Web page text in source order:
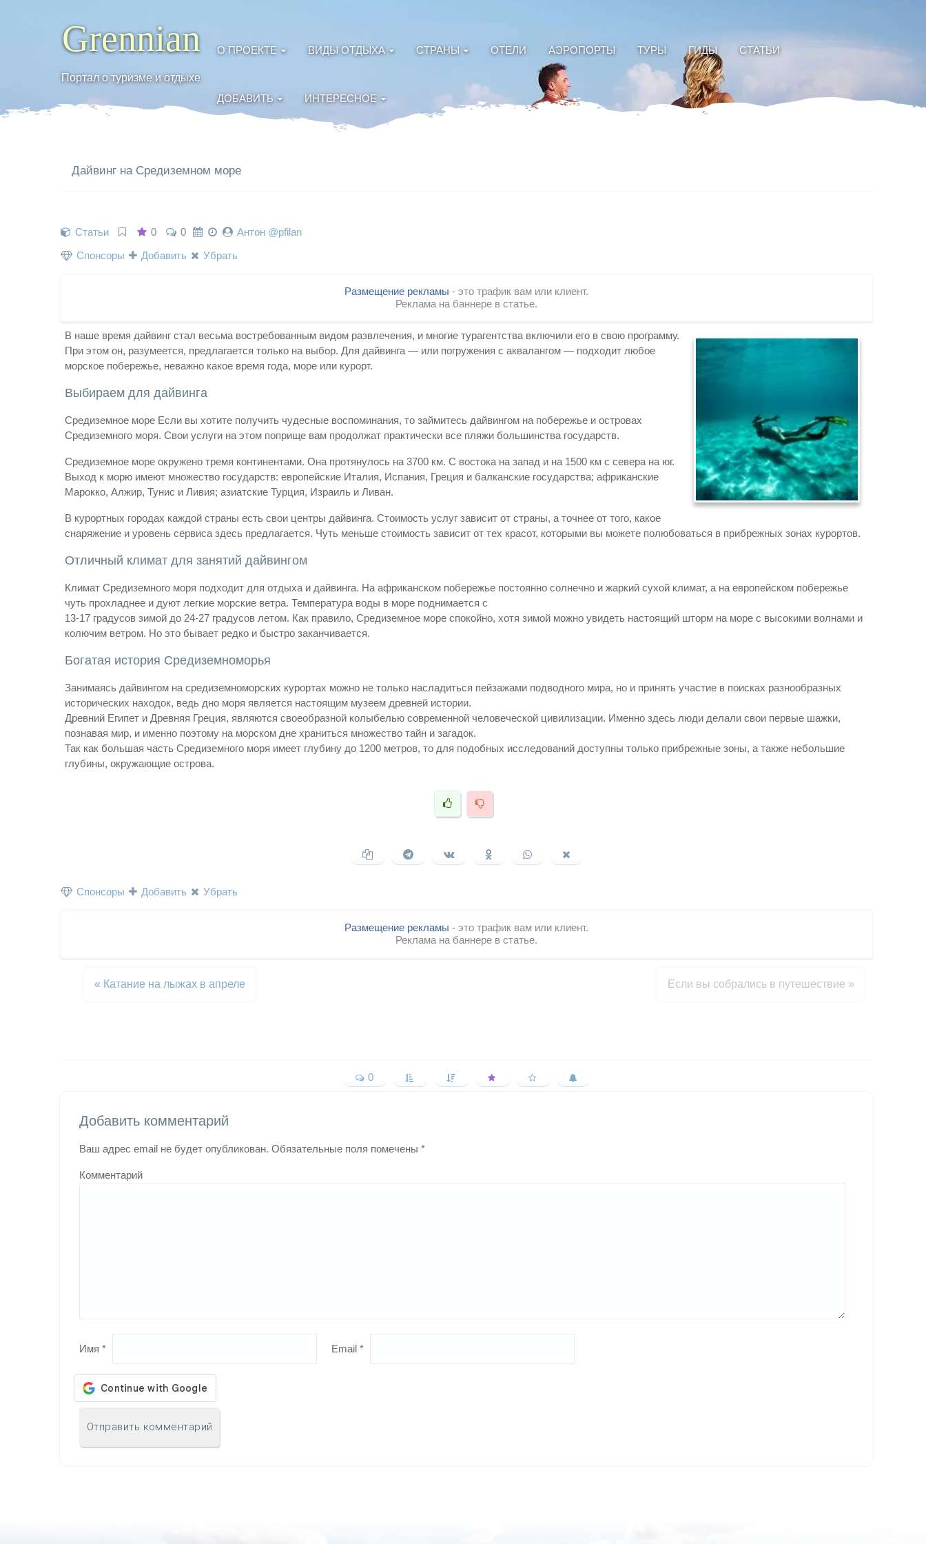
Grennian
Портал о туризме и отдыхе
О ПРОЕКТЕ ВИДЫ ОТДЫХА СТРАНЫ ОТЕЛИ АЭРОПОРТЫ ТУРЫ ГИДЫ СТАТЬИ
ДОБАВИТЬ ИНТЕРЕСНОЕ
Дайвинг на Средиземном море
Статьи 0 0
Антон @pfilan
Спонсоры
Добавить Убрать
Размещение рекламы - это трафик вам или клиент.
Реклама на баннере в статье.
В наше время дайвинг стал весьма востребованным видом развлечения, и многие турагентства включили его в свою программу.
При этом он, разумеется, предлагается только на выбор. Для дайвинга — или погружения с аквалангом — подходит любое
морское побережье, неважно какое время года, море или курорт.
Выбираем для дайвинга
Средиземное море Если вы хотите получить чудесные воспоминания, то займитесь дайвингом на побережье и островах
Средиземного моря. Свои услуги на этом поприще вам продолжат практически все пляжи большинства государств.
Средиземное море окружено тремя континентами. Она протянулось на 3700 км. С востока на запад и на 1500 км с севера на юг.
Выход к морю имеют множество государств: европейские Италия, Испания, Греция и балканские государства; африканские
Марокко, Алжир, Тунис и Ливия; азиатские Турция, Израиль и Ливан.
В курортных городах каждой страны есть свои центры дайвинга. Стоимость услуг зависит от страны, а точнее от того, какое
снаряжение и уровень сервиса здесь предлагается. Чуть меньше стоимость зависит от тех красот, которыми вы можете полюбоваться в прибрежных зонах курортов.
Отличный климат для занятий дайвингом
Климат Средиземного моря подходит для отдыха и дайвинга. На африканском побережье постоянно солнечно и жаркий сухой климат, а на европейском побережье
чуть прохладнее и дуют легкие морские ветра. Температура воды в море поднимается с
13-17 градусов зимой до 24-27 градусов летом. Как правило, Средиземное море спокойно, хотя зимой можно увидеть настоящий шторм на море с высокими волнами и
колючим ветром. Но это бывает редко и быстро заканчивается.
Богатая история Средиземноморья
Занимаясь дайвингом на средиземноморских курортах можно не только насладиться пейзажами подводного мира, но и принять участие в поисках разнообразных
исторических находок, ведь дно моря является настоящим музеем древней истории.
Древний Египет и Древняя Греция, являются своеобразной колыбелью современной человеческой цивилизации. Именно здесь люди делали свои первые шажки,
познавая мир, и именно поэтому на морском дне храниться множество тайн и загадок.
Так как большая часть Средиземного моря имеет глубину до 1200 метров, то для подобных исследований доступны только прибрежные зоны, а также небольшие
глубины, окружающие острова.
Спонсоры Добавить Убрать
Размещение рекламы - это трафик вам или клиент.
Реклама на баннере в статье.
« Катание на лыжах в апреле Если вы собрались в путешествие »
0
Добавить комментарий
Ваш адрес email не будет опубликован. Обязательные поля помечены *
Комментарий
Имя * Email *